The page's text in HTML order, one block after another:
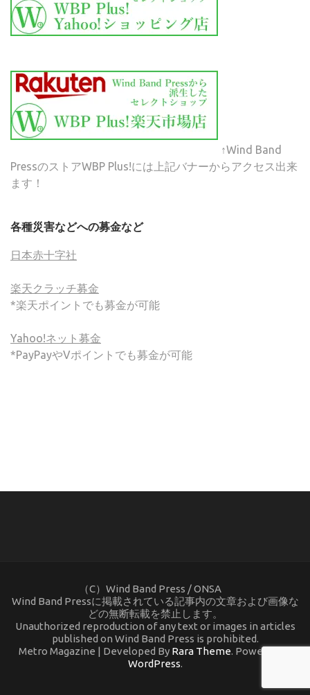
↑Wind Band
PressのストアWBP Plus!には上記バナーからアクセス出来
ます！
各種災害などへの募金など
日本赤十字社
楽天クラッチ募金
*楽天ポイントでも募金が可能
Yahoo!ネット募金
*PayPayやVポイントでも募金が可能
（C）Wind Band Press / ONSA
Wind Band Pressに掲載されている記事内の文章および画像な
どの無断転載を禁止します。
Unauthorized reproduction of any text or images in articles
published on Wind Band Press is prohibited.
Metro Magazine | Developed By Rara Theme. Powered by
WordPress.